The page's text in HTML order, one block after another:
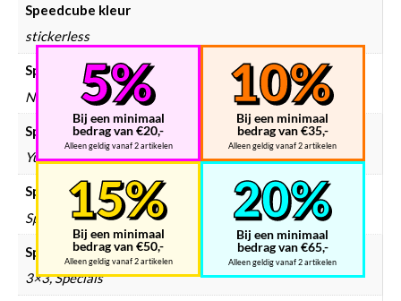
Speedcube kleur
stickerless
Speedcube magneten
Normaal
Speedcube merken
YuXin
Speedcube prijsklasse
Speedcube € 25 – € 50
Speedcube type
3×3, Specials
Bij een minimaal
bedrag van €20,-
Alleen geldig vanaf 2 artikelen
Bij een minimaal
bedrag van €35,-
Alleen geldig vanaf 2 artikelen
Bij een minimaal
bedrag van €50,-
Alleen geldig vanaf 2 artikelen
Bij een minimaal
bedrag van €65,-
Alleen geldig vanaf 2 artikelen